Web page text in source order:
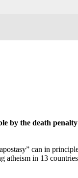
by the death
can in
atheism in 13